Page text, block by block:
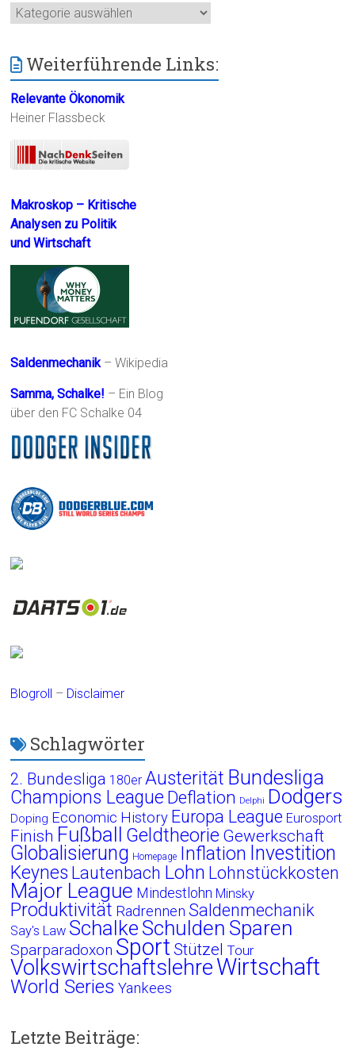
Kategorien
Weiterführende Links:
Relevante Ökonomik
Heiner Flassbeck
Makroskop – Kritische
Analysen zu Politik
und Wirtschaft
Saldenmechanik– Wikipedia
Samma, Schalke! – Ein Blog
über den FC Schalke 04
Blogroll – Disclaimer
Schlagwörter
2. Bundesliga 180er Austerität Bundesliga
Champions League Deflation Delphi Dodgers
Doping Economic History Europa League Eurosport
Finish Fußball Geldtheorie Gewerkschaft
Globalisierung Homepage Inflation Investition
Keynes Lautenbach Lohn Lohnstückkosten
Major League Mindestlohn Minsky
Produktivität Radrennen Saldenmechanik
Say's Law Schalke Schulden Sparen
Sparparadoxon Sport Stützel Tour
VolkswirtschaftslehreWirtschaft
World Series Yankees
Letzte Beiträge: